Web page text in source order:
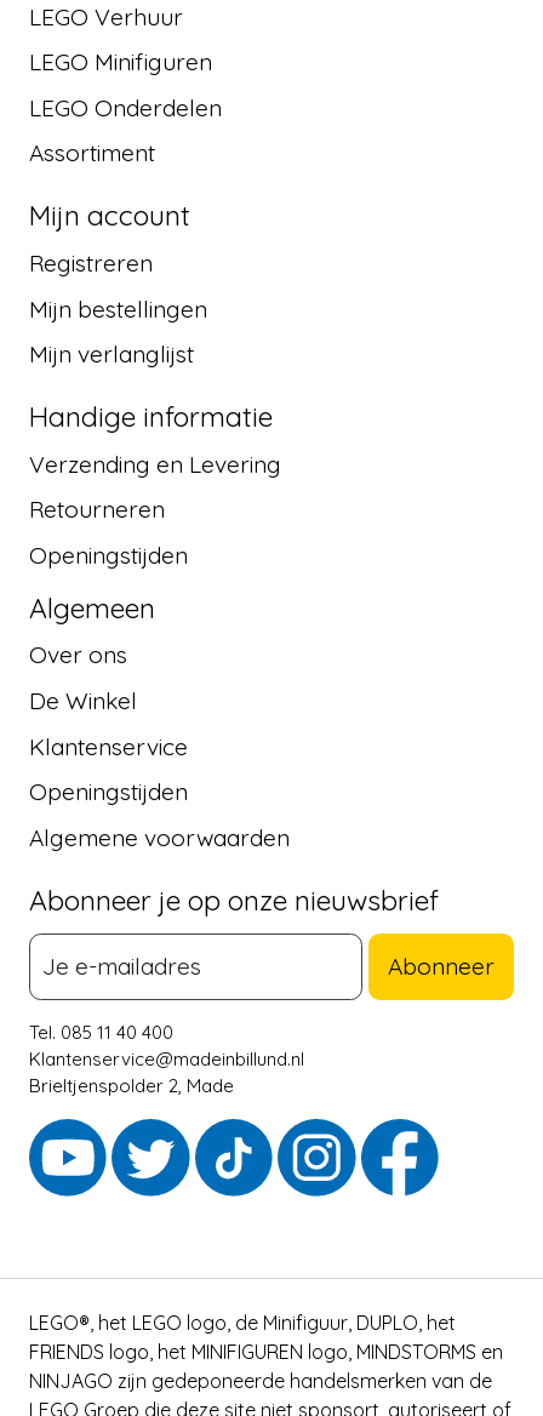
LEGO Verhuur
LEGO Minifiguren
LEGO Onderdelen
Assortiment
Mijn account
Registreren
Mijn bestellingen
Mijn verlanglijst
Handige informatie
Verzending en Levering
Retourneren
Openingstijden
Algemeen
Over ons
De Winkel
Klantenservice
Openingstijden
Algemene voorwaarden
Abonneer je op onze nieuwsbrief
Abonneer
Tel. 085 11 40 400
Klantenservice@madeinbillund.nl
Brieltjenspolder 2, Made
LEGO®, het LEGO logo, de Minifiguur, DUPLO, het
FRIENDS logo, het MINIFIGUREN logo, MINDSTORMS en
NINJAGO zijn gedeponeerde handelsmerken van de
LEGO Groep die deze site niet sponsort, autoriseert of